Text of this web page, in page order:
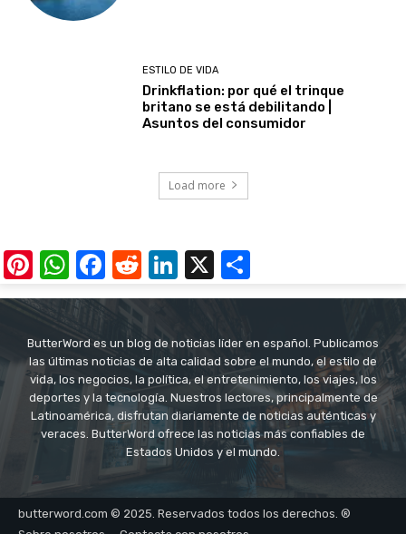
ESTILO DE VIDA
Drinkflation: por qué el trinque
britano se está debilitando |
Asuntos del consumidor
Load more
Pinterest
WhatsApp
Facebook
RedditLinkedIn
X
ButterWord es un blog de noticias líder en español. Publicamos
las últimas noticias de alta calidad sobre el mundo, el estilo de
vida, los negocios, la política, el entretenimiento, los viajes, los
deportes y la tecnología. Nuestros lectores, principalmente de
Latinoamérica, disfrutan diariamente de noticias auténticas y
veraces. ButterWord ofrece las noticias más confiables de
Estados Unidos y el mundo.
butterword.com © 2025. Reservados todos los derechos. ®